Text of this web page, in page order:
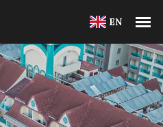
EN